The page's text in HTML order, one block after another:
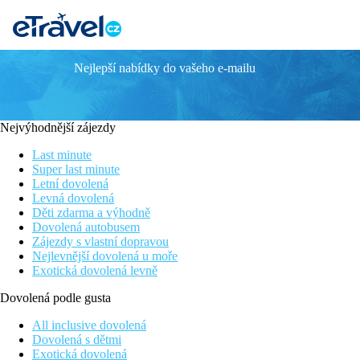
LINDOS VILLAGE RESORT & SPA
V jiní části Rhodosu, cca 4 km od tradičního řeckého
vzdáleno zhruba 49 km od hotelu.
Vybavení
Nedávno renovovaný hotel, v nádherné zahardě, s výhledem
slunečníky zdarma, venkovní jacuzzi.
Pokoje
Dvoulůžkový pokoj, Výhled zaharada:
nebo terasa. Cca 25m².
Ostatní typy pokojů
Dvoulůžkový pokoj, Výhled moře:
Pamorama Dvoulůžkový pokoj, Deluxe, Výhled moře:
Junior suita, Výhled zahrada:
Junior suita, Výhled moře:
Nejlepší nabídky do vašeho e-mailu
Nejvýhodnější zájezdy
Last minute
Super last minute
Letní dovolená
Levná dovolená
Děti zdarma a výhodně
Dovolená autobusem
Zájezdy s vlastní dopravou
Nejlevnější dovolená u moře
Exotická dovolená levně
Dovolená podle gusta
All inclusive dovolená
Dovolená s dětmi
Exotická dovolená